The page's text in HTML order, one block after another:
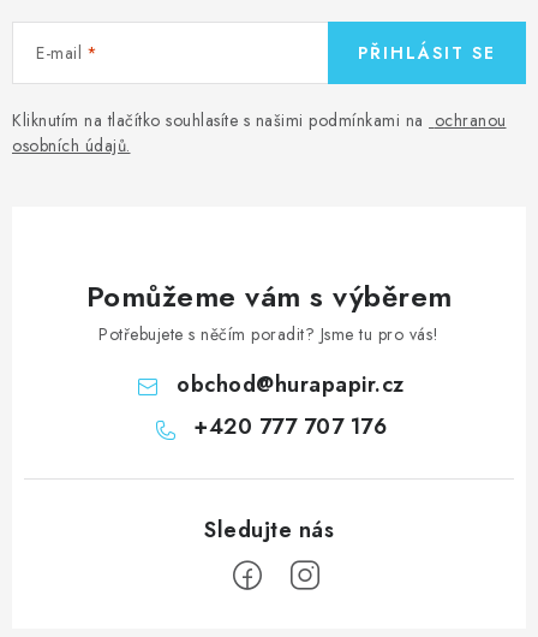
E-mail
Kliknutím na tlačítko souhlasíte s našimi podmínkami na ochranou
osobních údajů.
PŘIHLÁSIT SE
Pomůžeme vám s výběrem
Potřebujete s něčím poradit? Jsme tu pro vás!
obchod@hurapapir.cz
+420 777 707 176